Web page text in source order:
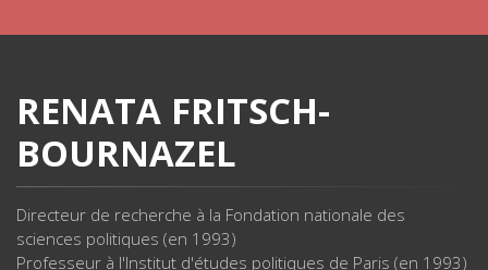
RENATA FRITSCH-
BOURNAZEL
Directeur de recherche à la Fondation nationale des
sciences politiques (en 1993)
Professeur à l'Institut d'études politiques de Paris (en 1993)